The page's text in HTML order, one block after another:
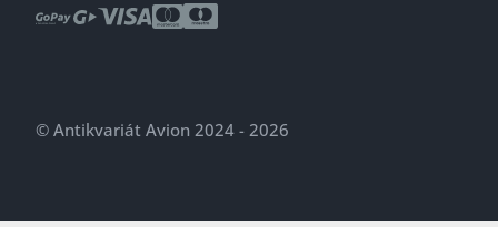
© Antikvariát Avion 2024 - 2026